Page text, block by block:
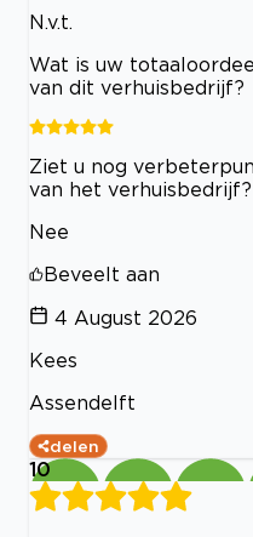
N.v.t.
Wat is uw
van dit verhuisbedrijf?
Ziet u nog
van het verhuisbedrijf?
Nee
Beveelt aan
4 August 2026
Kees
Assendelft
delen
10